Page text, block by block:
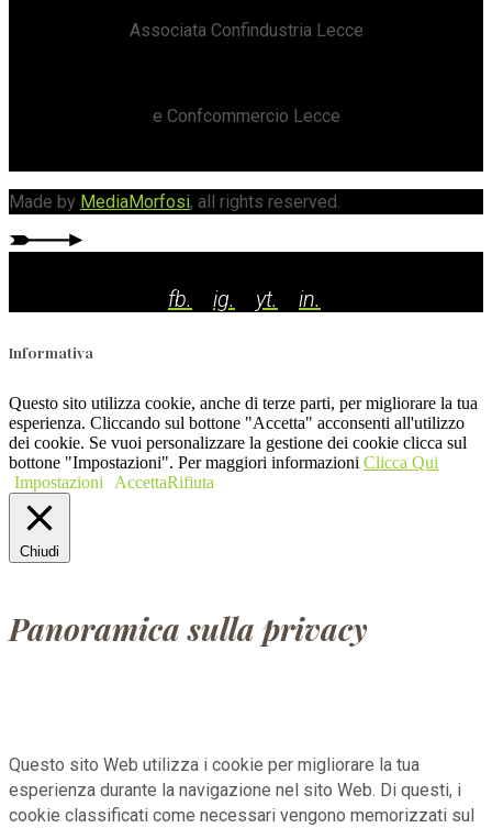
Associata Confindustria Lecce
e Confcommercio Lecce
Made by MediaMorfosi, all rights reserved.
fb. ig. yt. in.
Informativa
Questo sito utilizza cookie, anche di terze parti, per migliorare la tua
esperienza. Cliccando sul bottone "Accetta" acconsenti all'utilizzo
dei cookie. Se vuoi personalizzare la gestione dei cookie clicca sul
bottone "Impostazioni". Per maggiori informazioni Clicca Qui
Impostazioni
AccettaRifiuta
Chiudi
Panoramica sulla privacy
Questo sito Web utilizza i cookie per migliorare la tua
esperienza durante la navigazione nel sito Web. Di questi, i
cookie classificati come necessari vengono memorizzati sul